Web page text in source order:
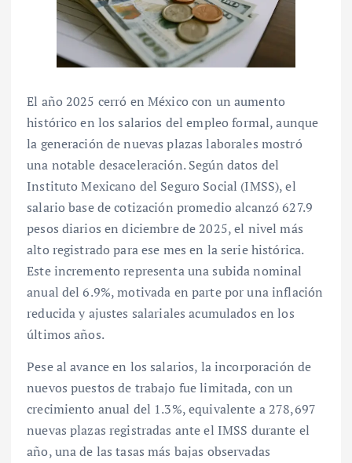
El año 2025 cerró en México con un aumento
histórico en los salarios del empleo formal, aunque
la generación de nuevas plazas laborales mostró
una notable desaceleración. Según datos del
Instituto Mexicano del Seguro Social (IMSS), el
salario base de cotización promedio alcanzó 627.9
pesos diarios en diciembre de 2025, el nivel más
alto registrado para ese mes en la serie histórica.
Este incremento representa una subida nominal
anual del 6.9%, motivada en parte por una inflación
reducida y ajustes salariales acumulados en los
últimos años.
Pese al avance en los salarios, la incorporación de
nuevos puestos de trabajo fue limitada, con un
crecimiento anual del 1.3%, equivalente a 278,697
nuevas plazas registradas ante el IMSS durante el
año, una de las tasas más bajas observadas